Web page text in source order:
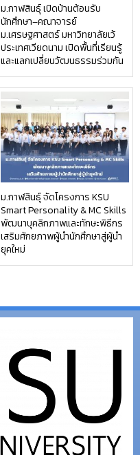
ม.กาฬสินธุ์ เปิดบ้านต้อนรับ
นักศึกษา–คณาจารย์
ม.เศรษฐศาสตร์ มหาวิทยาลัยเว้
ประเทศเวียดนาม เปิดพื้นที่เรียนรู้
และแลกเปลี่ยนวัฒนธรรมร่วมกัน
ม.กาฬสินธุ์ จัดโครงการ KSU
Smart Personality & MC Skills
พัฒนาบุคลิกภาพและทักษะพิธีกร
เสริมศักยภาพผู้นำนักศึกษาสู่ผู้นำ
ยุคใหม่